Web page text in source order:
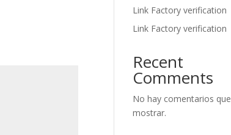
Link Factory verification
Link Factory verification
Recent
Comments
No hay comentarios que
mostrar.